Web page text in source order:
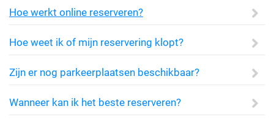
Hoe werkt online reserveren?
Hoe weet ik of mijn reservering klopt?
Zijn er nog parkeerplaatsen beschikbaar?
Wanneer kan ik het beste reserveren?